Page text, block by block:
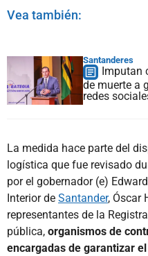
Vea también:
Santanderes
Imputan
de muerte a
redes
La medida hace parte del
logística que fue revisado
por el gobernador (e)
Interior de Santander, Óscar
representantes de la
pública, organismos de
encargadas de garantizar